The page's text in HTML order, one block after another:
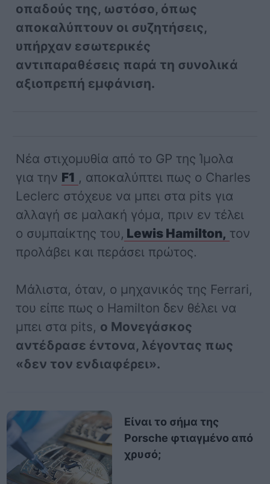
οπαδούς της, ωστόσο, όπως
αποκαλύπτουν οι συζητήσεις,
υπήρχαν εσωτερικές
αντιπαραθέσεις παρά τη συνολικά
αξιοπρεπή εμφάνιση.
Νέα στιχομυθία από το GP της Ίμολα
για την F1 , αποκαλύπτει πως ο Charles
Leclerc στόχευε να μπει στα pits για
αλλαγή σε μαλακή γόμα, πριν εν τέλει
ο συμπαίκτης του, Lewis Hamilton, τον
προλάβει και περάσει πρώτος.
Μάλιστα, όταν, ο μηχανικός της Ferrari,
του είπε πως o Hamilton δεν θέλει να
μπει στα pits, ο Μονεγάσκος
αντέδρασε έντονα, λέγοντας πως
«δεν τον ενδιαφέρει».
Είναι το σήμα της
Porsche φτιαγμένο από
χρυσό;